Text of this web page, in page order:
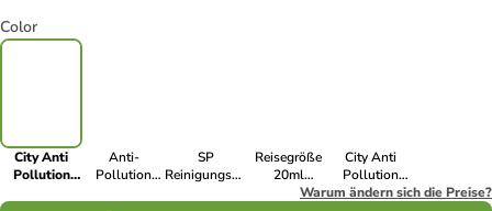
Color
City Anti
Pollution
Anti-
Pollution
SP
Reinigungsbalsam
Reisegröße
20ml
Kollagen
City Anti
Pollution
Serum 20ml
Warum ändern sich die Preise?